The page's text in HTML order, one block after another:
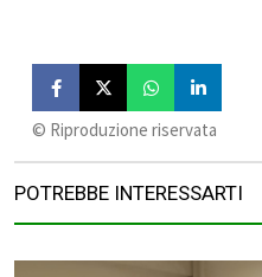
©️ Riproduzione riservata
POTREBBE INTERESSARTI